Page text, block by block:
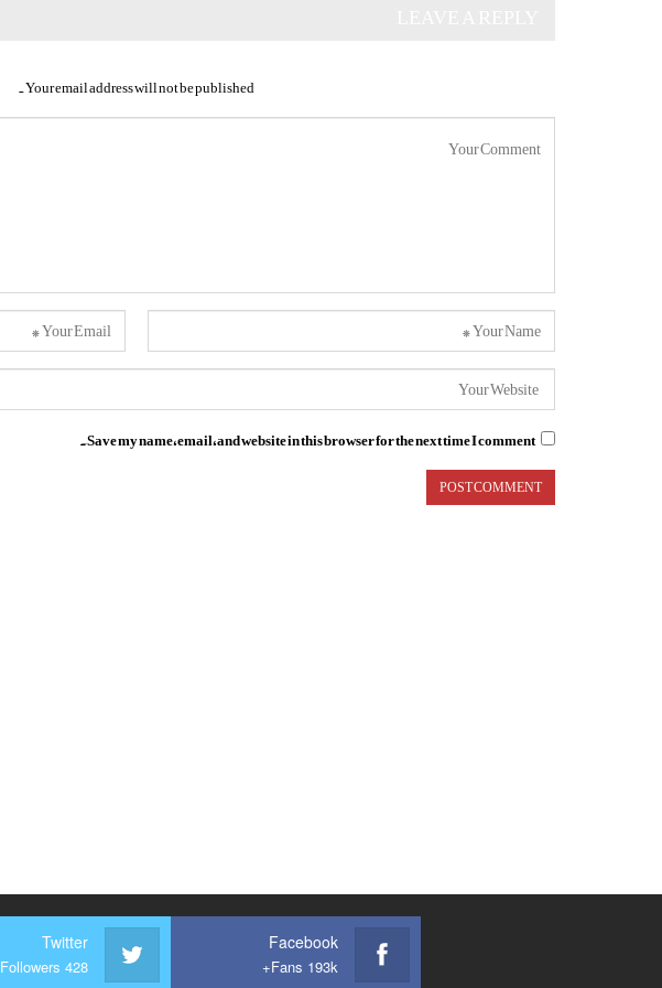
Your email address will not be published.
Save my name, email, and website in this browser for the next time I comment.
Facebook
Fans 193k+
Twitter
Followers 428